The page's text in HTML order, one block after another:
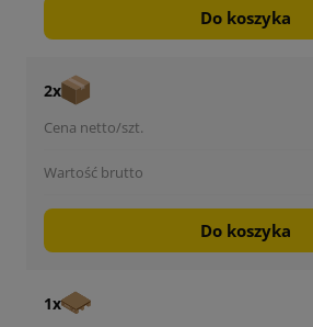
Do koszyka
2x
Do koszyka
1x